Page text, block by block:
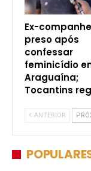
Ex-
preso após
confessar
feminicídio
Araguaína;
Tocantins
ANTERIOR